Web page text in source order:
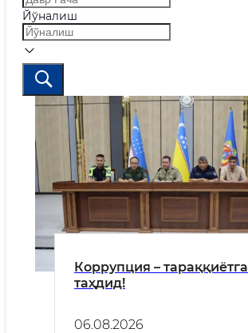
Йўналиш
Коррупция – тараққиётга
таҳдид!
06.08.2026